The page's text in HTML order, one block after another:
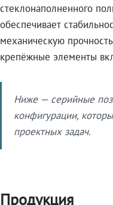
стеклонаполненного
обеспечивает
механическую
крепёжные элементы
Ниже — серийные
конфигурации,
проектных задач.
Продукция